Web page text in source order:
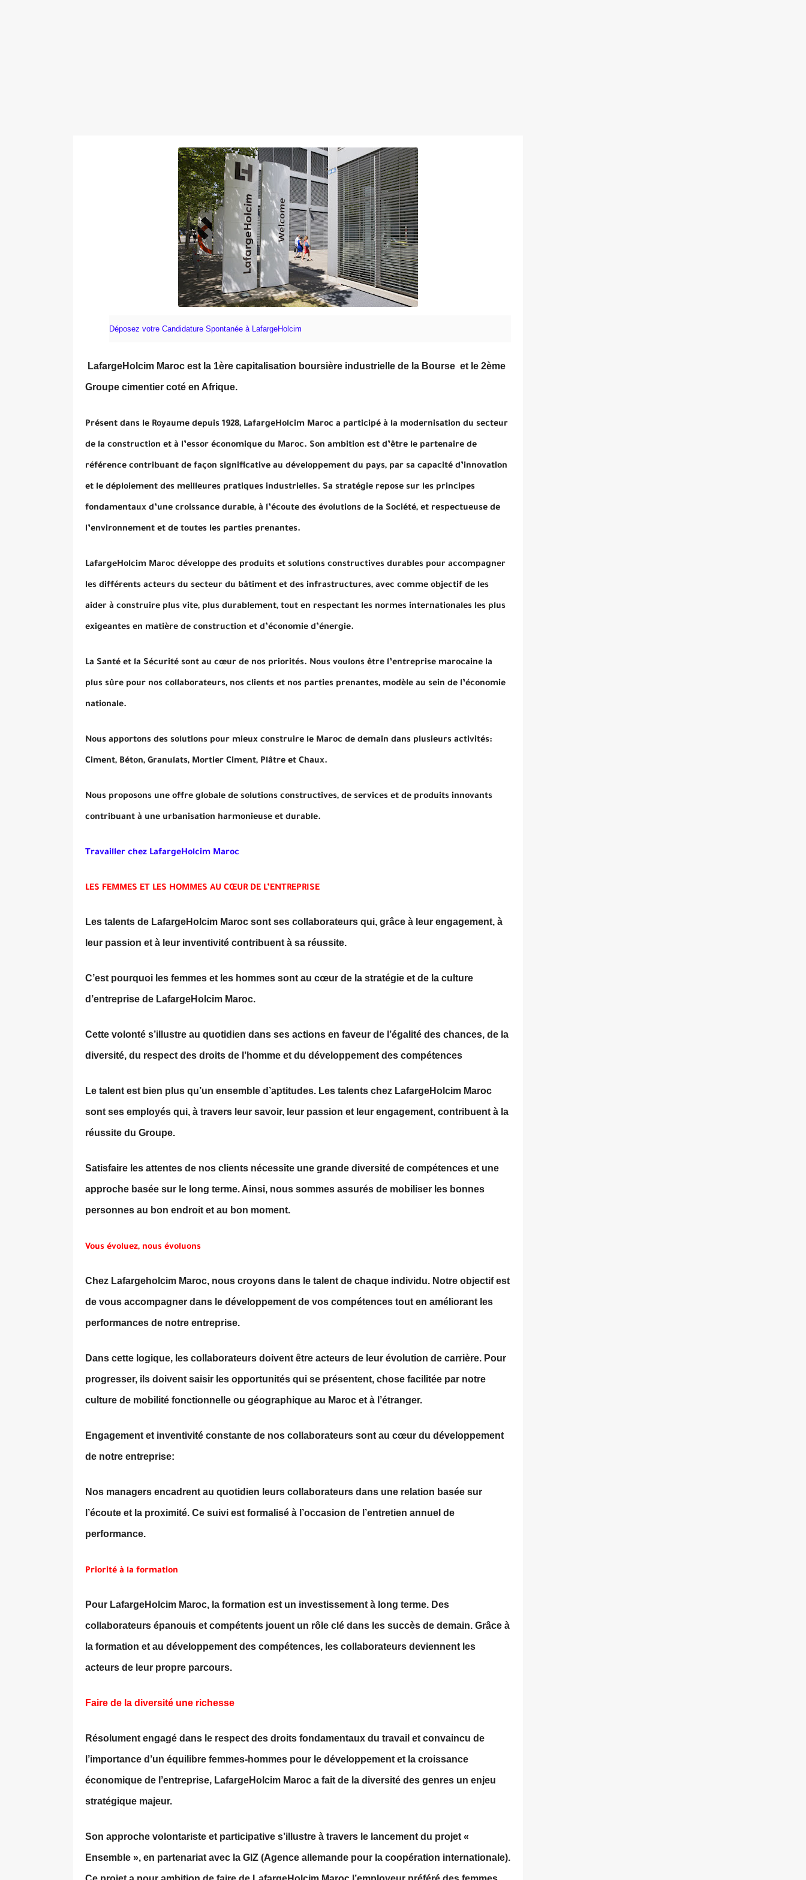
Déposez votre Candidature Spontanée à LafargeHolcim
LafargeHolcim Maroc est la 1ère capitalisation boursière industrielle de la Bourse et le 2ème
Groupe cimentier coté en Afrique.
Présent dans le Royaume depuis 1928, LafargeHolcim Maroc a participé à la modernisation du secteur
de la construction et à l’essor économique du Maroc. Son ambition est d’être le partenaire de
référence contribuant de façon significative au développement du pays, par sa capacité d’innovation
et le déploiement des meilleures pratiques industrielles. Sa stratégie repose sur les principes
fondamentaux d’une croissance durable, à l’écoute des évolutions de la Société, et respectueuse de
l’environnement et de toutes les parties prenantes.
LafargeHolcim Maroc développe des produits et solutions constructives durables pour accompagner
les différents acteurs du secteur du bâtiment et des infrastructures, avec comme objectif de les
aider à construire plus vite, plus durablement, tout en respectant les normes internationales les plus
exigeantes en matière de construction et d’économie d’énergie.
La Santé et la Sécurité sont au cœur de nos priorités. Nous voulons être l’entreprise marocaine la
plus sûre pour nos collaborateurs, nos clients et nos parties prenantes, modèle au sein de l’économie
nationale.
Nous apportons des solutions pour mieux construire le Maroc de demain dans plusieurs activités:
Ciment, Béton, Granulats, Mortier Ciment, Plâtre et Chaux.
Nous proposons une offre globale de solutions constructives, de services et de produits innovants
contribuant à une urbanisation harmonieuse et durable.
Travailler chez LafargeHolcim Maroc
LES FEMMES ET LES HOMMES AU CŒUR DE L’ENTREPRISE
Les talents de LafargeHolcim Maroc sont ses collaborateurs qui, grâce à leur engagement, à
leur passion et à leur inventivité contribuent à sa réussite.
C’est pourquoi les femmes et les hommes sont au cœur de la stratégie et de la culture
d’entreprise de LafargeHolcim Maroc.
Cette volonté s’illustre au quotidien dans ses actions en faveur de l’égalité des chances, de la
diversité, du respect des droits de l’homme et du développement des compétences
Le talent est bien plus qu’un ensemble d’aptitudes. Les talents chez LafargeHolcim Maroc
sont ses employés qui, à travers leur savoir, leur passion et leur engagement, contribuent à la
réussite du Groupe.
Satisfaire les attentes de nos clients nécessite une grande diversité de compétences et une
approche basée sur le long terme. Ainsi, nous sommes assurés de mobiliser les bonnes
personnes au bon endroit et au bon moment.
Vous évoluez, nous évoluons
Chez Lafargeholcim Maroc, nous croyons dans le talent de chaque individu. Notre objectif est
de vous accompagner dans le développement de vos compétences tout en améliorant les
performances de notre entreprise.
Dans cette logique, les collaborateurs doivent être acteurs de leur évolution de carrière. Pour
progresser, ils doivent saisir les opportunités qui se présentent, chose facilitée par notre
culture de mobilité fonctionnelle ou géographique au Maroc et à l’étranger.
Engagement et inventivité constante de nos collaborateurs sont au cœur du développement
de notre entreprise:
Nos managers encadrent au quotidien leurs collaborateurs dans une relation basée sur
l’écoute et la proximité. Ce suivi est formalisé à l’occasion de l’entretien annuel de
performance.
Priorité à la formation
Pour LafargeHolcim Maroc, la formation est un investissement à long terme. Des
collaborateurs épanouis et compétents jouent un rôle clé dans les succès de demain. Grâce à
la formation et au développement des compétences, les collaborateurs deviennent les
acteurs de leur propre parcours.
Faire de la diversité une richesse
Résolument engagé dans le respect des droits fondamentaux du travail et convaincu de
l’importance d’un équilibre femmes-hommes pour le développement et la croissance
économique de l’entreprise, LafargeHolcim Maroc a fait de la diversité des genres un enjeu
stratégique majeur.
Son approche volontariste et participative s’illustre à travers le lancement du projet «
Ensemble », en partenariat avec la GIZ (Agence allemande pour la coopération internationale).